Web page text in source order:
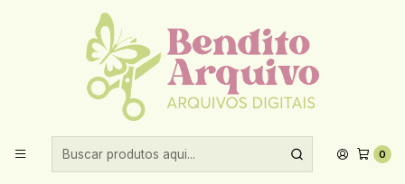
0
Aproveite 10% de desconto ao comprar acima de R$30,00!
Início Encadernação
Voltas ás Aulas
Arquivo Kit Escolar 2025 Dinossauro - Pamella Vieira